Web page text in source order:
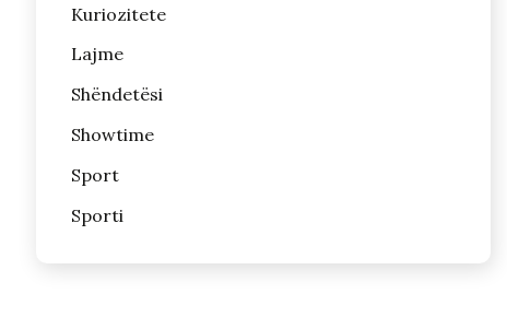
Kuriozitete
Lajme
Shëndetësi
Showtime
Sport
Sporti